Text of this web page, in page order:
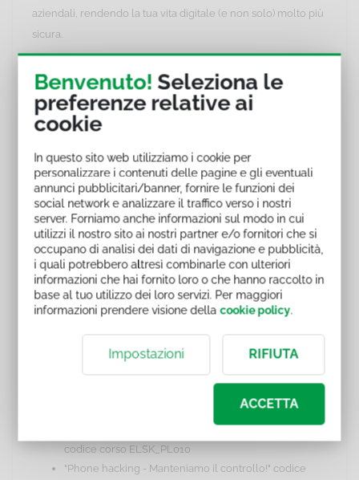
aziendali, rendendo la tua vita digitale (e non solo) molto più
sicura.
Con questo corso ti allenerai a:
conoscere il World Wide Web in tutte le sue parti;
scoprire il dark web e cosa accade in esso;
caso di furto dei tuoi dati.
I contenuti di questo corso sono stati realizzati da Skilla.
Corsi della categoria "Cyber
Serenity"
Elenco dei corsi che approfondiscono il tema "Cyber
Serenity":
"Ransomware - Non cadere in trappola" codice corso
"Crittografia - Messaggi cifrati, segreti assicurati"
codice corso ELSK_PL010
"Phone hacking - Manteniamo il controllo!" codice
Benvenuto! Seleziona le
preferenze relative ai
cookie
In questo sito web utilizziamo i cookie per
personalizzare i contenuti delle pagine e gli eventuali
annunci pubblicitari/banner, fornire le funzioni dei
social network e analizzare il traffico verso i nostri
server. Forniamo anche informazioni sul modo in cui
utilizzi il nostro sito ai nostri partner e/o fornitori che si
occupano di analisi dei dati di navigazione e pubblicità,
i quali potrebbero altresì combinarle con ulteriori
informazioni che hai fornito loro o che hanno raccolto in
base al tuo utilizzo dei loro servizi. Per maggiori
informazioni prendere visione dellacookie policy.
Impostazioni RIFIUTA
ACCETTA